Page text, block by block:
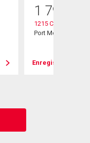
1 798
1215 Cypress Place
Port Moody, BC
Enregistrer